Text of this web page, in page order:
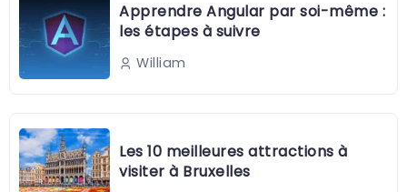
Apprendre Angular par soi-même :
les étapes à suivre
William
Les 10 meilleures attractions à
visiter à Bruxelles